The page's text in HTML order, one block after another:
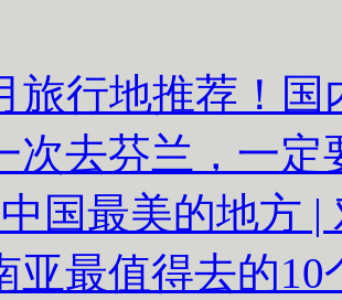
旅行地推荐！
次去芬兰，一定
国最美的地方
亚最值得去的